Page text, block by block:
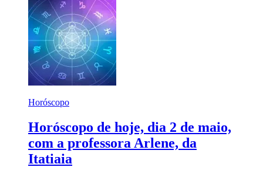
Horóscopo
Horóscopo de hoje, dia 2 de maio,
com a professora Arlene, da
Itatiaia